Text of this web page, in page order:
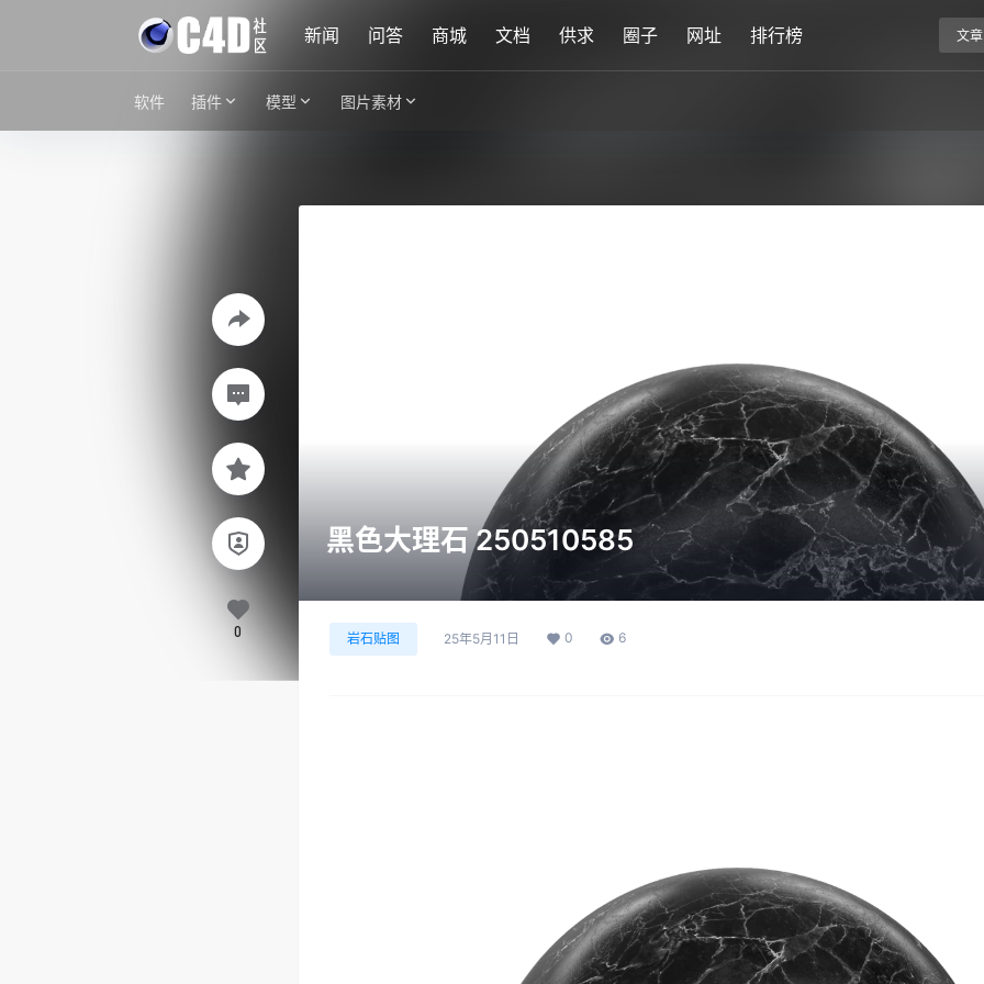
新闻 问答 商城 文档 供求 圈子 网址 排行榜 文章
软件 插件 模型 图片素材
黑色大理石 250510585
岩石贴图 25年5月11日 0 6
0